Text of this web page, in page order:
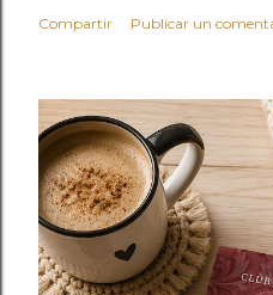
Compartir Publicar un